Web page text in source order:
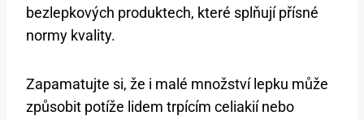
bezlepkových produktech, které splňují přísné
normy kvality.
Zapamatujte si, že i malé množství lepku může
způsobit potíže lidem trpícím celiakií nebo